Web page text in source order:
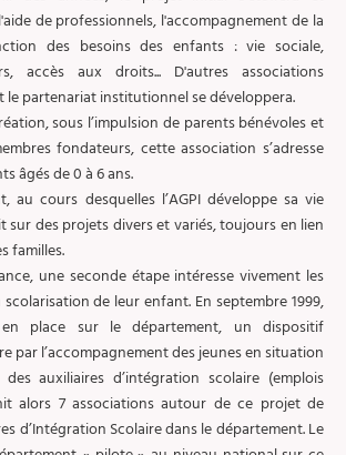
de professionnels, l'accompagnement de la
des besoins des enfants : vie sociale,
accès aux droits... D'autres associations
le partenariat institutionnel se développera.
sous l’impulsion de parents bénévoles et
fondateurs, cette association s’adresse
âgés de 0 à 6 ans.
au cours desquelles l’AGPI développe sa vie
sur des projets divers et variés, toujours en lien
familles.
une seconde étape intéresse vivement les
de leur enfant. En septembre 1999,
en place sur le département, un dispositif
par l’accompagnement des jeunes en situation
auxiliaires d’intégration scolaire (emplois
alors 7 associations autour de ce projet de
d’Intégration Scolaire dans le département. Le